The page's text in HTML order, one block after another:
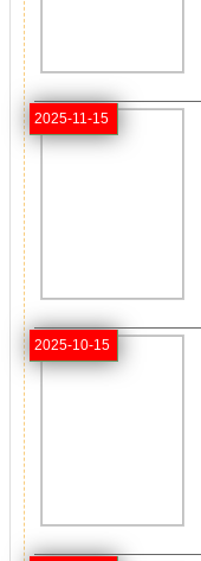
2025-11-15
2025-10-15